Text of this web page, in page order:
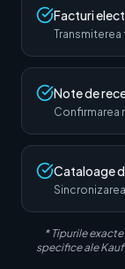
Facturi
Note de
Confirmarea
Cataloage
* Tipurile
specifice ale